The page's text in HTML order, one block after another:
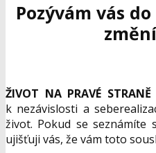
Pozývám vás
ŽIVOT NA PRAVÉ
k nezávislosti a
život. Pokud se seznámíte
ujišťuji vás, že vám toto